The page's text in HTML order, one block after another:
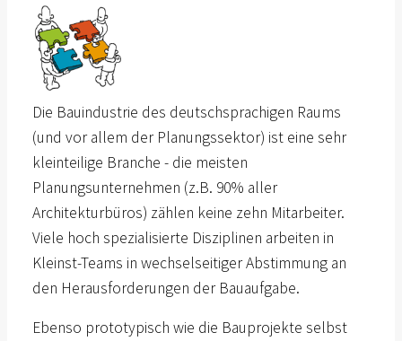
Die Bauindustrie des deutschsprachigen Raums
(und vor allem der Planungssektor) ist eine sehr
kleinteilige Branche - die meisten
Planungsunternehmen (z.B. 90% aller
Architekturbüros) zählen keine zehn Mitarbeiter.
Viele hoch spezialisierte Disziplinen arbeiten in
Kleinst-Teams in wechselseitiger Abstimmung an
den Herausforderungen der Bauaufgabe.
Ebenso prototypisch wie die Bauprojekte selbst